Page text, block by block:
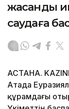
жасанды
саудаға
АСТАНА.
Атада
құрамдағы